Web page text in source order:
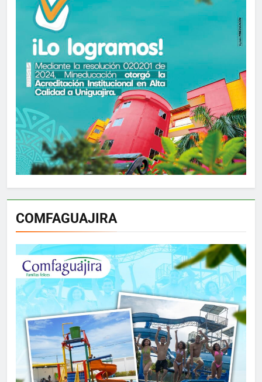
COMFAGUAJIRA